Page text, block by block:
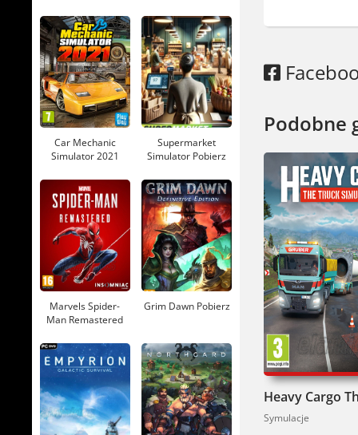
w rytm.
W
ogóle
Gra
ciężkiego
dostępna
Sięgnij po
rozwoju
układzie
Podobne
Symulacje
Car Mechanic
Simulator 2021
Supermarket
Simulator Pobierz
Marvels Spider-
Man Remastered
Grim Dawn Pobierz